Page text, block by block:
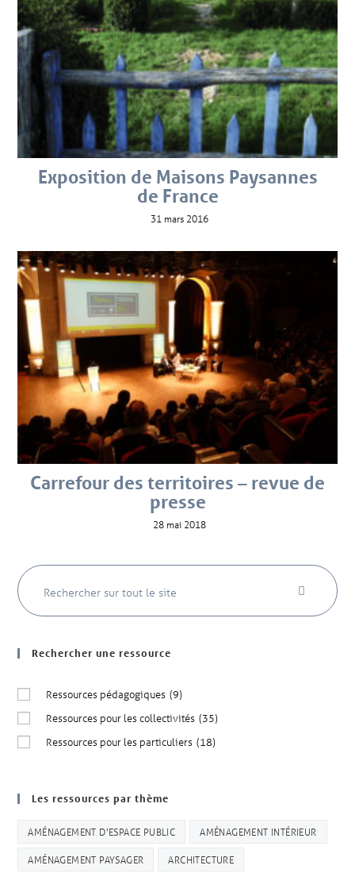
Exposition de Maisons Paysannes
de France
31 mars 2016
Carrefour des territoires – revue de
presse
28 mai 2018
Rechercher une ressource
Ressources pédagogiques (9)
Ressources pour les collectivités (35)
Ressources pour les particuliers (18)
Les ressources par thème
AMÉNAGEMENT D'ESPACE PUBLIC AMÉNAGEMENT INTÉRIEUR
AMÉNAGEMENT PAYSAGER ARCHITECTURE